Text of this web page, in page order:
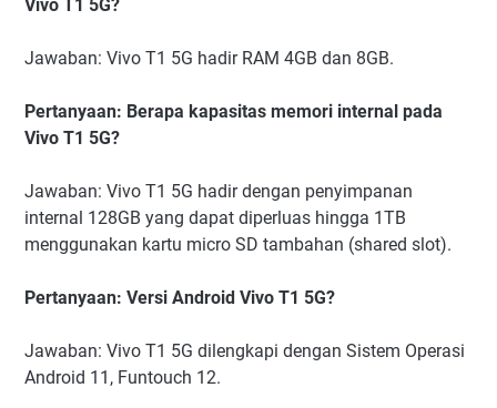
Vivo T1 5G?
Jawaban: Vivo T1 5G hadir RAM 4GB dan 8GB.
Pertanyaan: Berapa kapasitas memori internal pada
Vivo T1 5G?
Jawaban: Vivo T1 5G hadir dengan penyimpanan
internal 128GB yang dapat diperluas hingga 1TB
menggunakan kartu micro SD tambahan (shared slot).
Pertanyaan: Versi Android Vivo T1 5G?
Jawaban: Vivo T1 5G dilengkapi dengan Sistem Operasi
Android 11, Funtouch 12.